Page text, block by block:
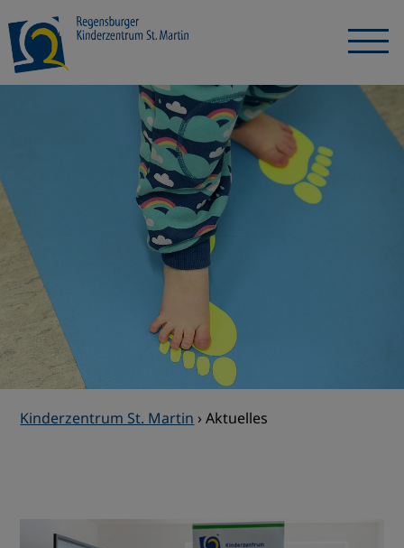
Kinderzentrum St. Martin › Aktuelles